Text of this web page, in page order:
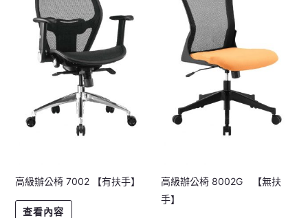
高級辦公椅 7002 【有扶手】
查看內容
高級辦公椅 8002G 【無扶
手】